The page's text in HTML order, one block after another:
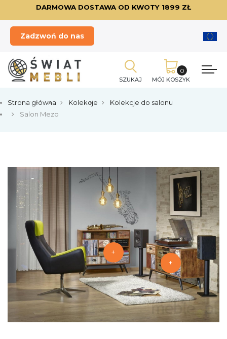
DARMOWA DOSTAWA OD KWOTY 1899 ZŁ
Zadzwoń do nas
SZUKAJ MÓJ KOSZYK
Strona główna Kolekcje
Kolekcje do salonu
Salon Mezo
+
+